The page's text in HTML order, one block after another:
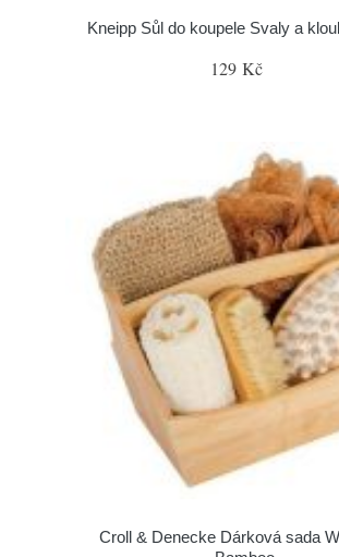
Kneipp Sůl do koupele Svaly a
129 Kč
Croll & Denecke Dárková sada